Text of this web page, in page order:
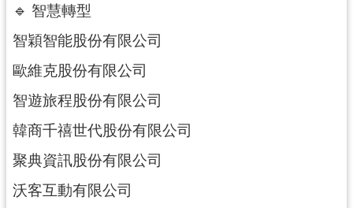
地
介
紹
關
連
結
府
🔹 智慧轉型
智穎智能股份有限公司
歐維克股份有限公司
智遊旅程股份有限公司
韓商千禧世代股份有限公司
聚典資訊股份有限公司
沃客互動有限公司